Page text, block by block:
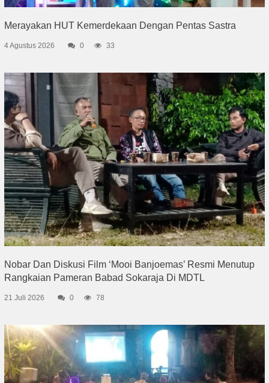
Merayakan HUT Kemerdekaan Dengan Pentas Sastra
4 Agustus 2026 0 33
Nobar Dan Diskusi Film ‘Mooi Banjoemas’ Resmi Menutup
Rangkaian Pameran Babad Sokaraja Di MDTL
21 Juli 2026 0 78